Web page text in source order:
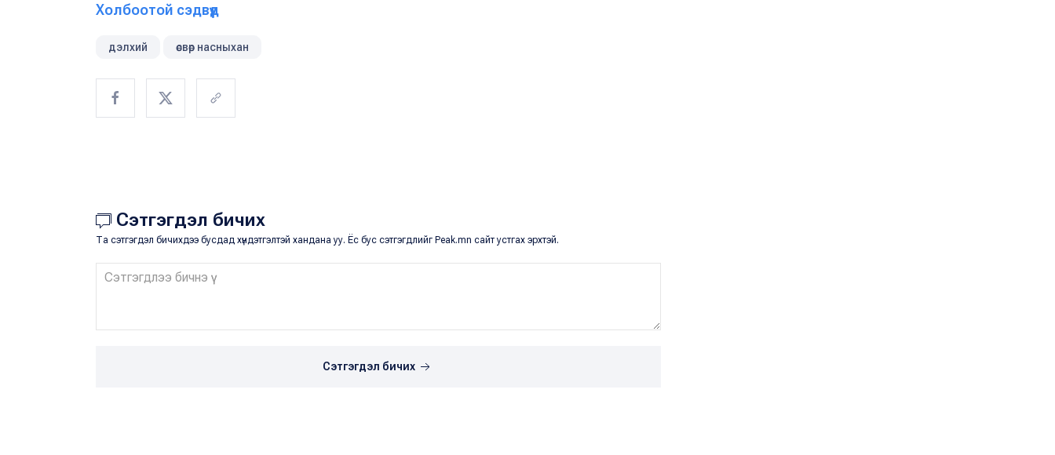
Холбоотой сэдвүүд
дэлхий өсвөр насныхан
Сэтгэгдэл бичих
Та сэтгэгдэл бичихдээ бусдад хүндэтгэлтэй хандана уу. Ёс бус сэтгэгдлийг Peak.mn сайт устгах эрхтэй.
Сэтгэгдэл бичих